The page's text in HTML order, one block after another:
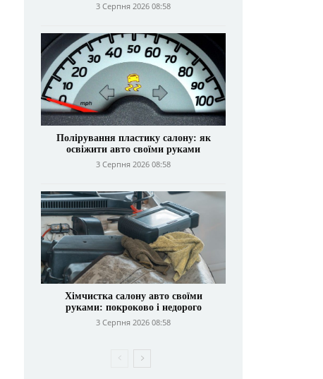
3 Серпня 2026 08:58
Полірування пластику салону: як
освіжити авто своїми руками
3 Серпня 2026 08:58
Хімчистка салону авто своїми
руками: покроково і недорого
3 Серпня 2026 08:58